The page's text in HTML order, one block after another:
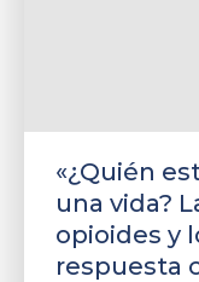
«¿Quién
una vida?
opioides y
respuesta